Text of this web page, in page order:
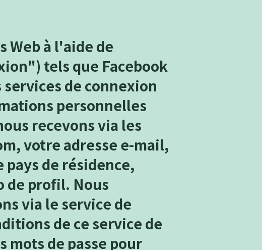
Web à l'aide de
tels que Facebook
de connexion
personnelles
recevons via les
votre adresse e-mail,
de résidence,
de profil. Nous
via le service de
de ce service de
mots de passe pour